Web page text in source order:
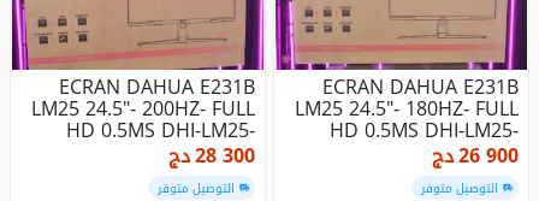
ECRAN DAHUA E231B
LM25 24.5"- 180HZ- FULL
HD 0.5MS DHI-LM25-
E231B
26 900دج
التوصيل متوفر
ECRAN DAHUA E231B
LM25 24.5"- 200HZ- FULL
HD 0.5MS DHI-LM25-
E231BN
28 300دج
التوصيل متوفر